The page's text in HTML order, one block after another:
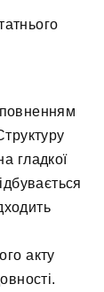
гладкої
акту